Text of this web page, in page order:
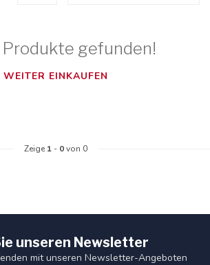
Produkte gefunden!
WEITER EINKAUFEN
Zeige 1 - 0von 0
unseren Newsletter
mit unseren Newsletter-Angeboten